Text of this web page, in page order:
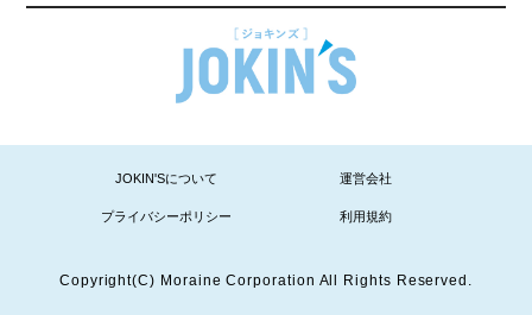
JOKIN'Sについて 運営会社
プライバシーポリシー 利用規約
Copyright(C) Moraine Corporation All Rights Reserved.